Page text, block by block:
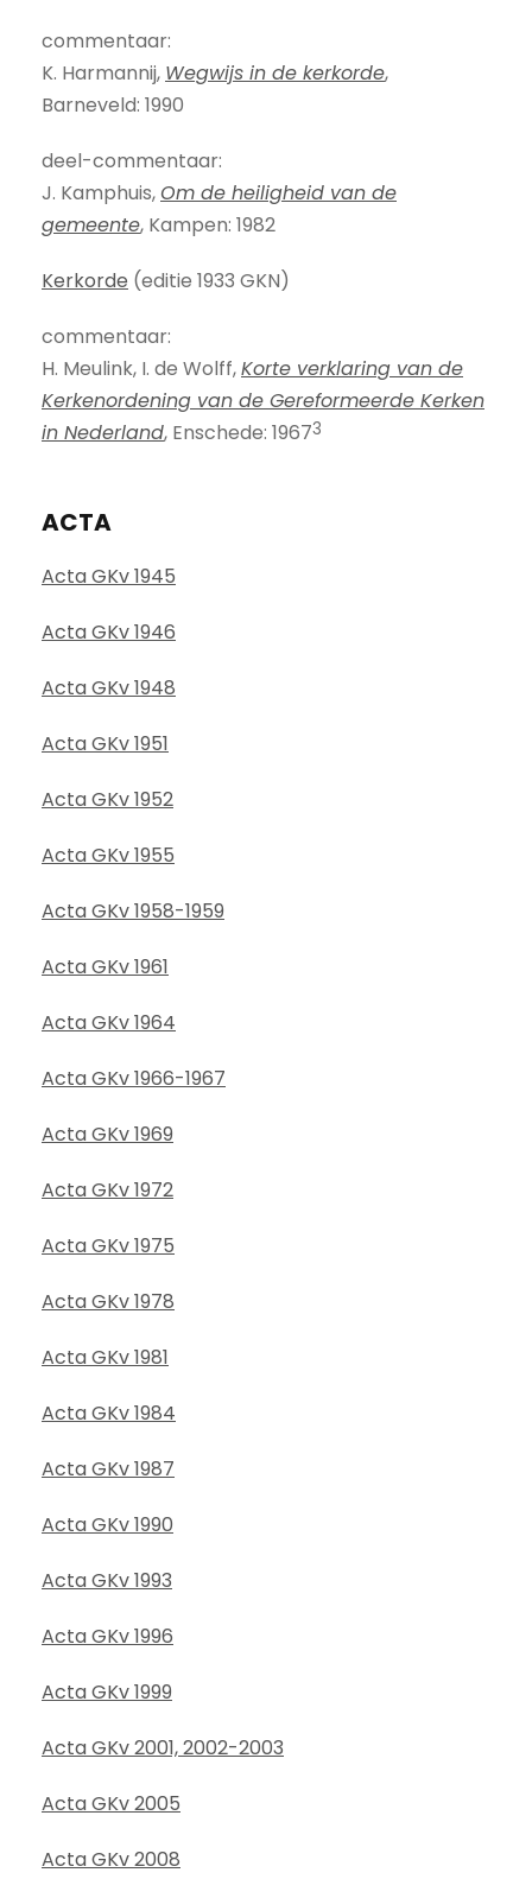
commentaar:
K. Harmannij, Wegwijs in de kerkorde,
Barneveld: 1990
deel-commentaar:
J. Kamphuis,Om de heiligheid van de
gemeente, Kampen: 1982
Kerkorde (editie 1933 GKN)
commentaar:
H. Meulink, I. de Wolff,Korte verklaring van de
Kerkenordening van de Gereformeerde Kerken
in Nederland, Enschede: 19673
ACTA
Acta GKv 1945
Acta GKv 1946
Acta GKv 1948
Acta GKv 1951
Acta GKv 1952
Acta GKv 1955
Acta GKv 1958-1959
Acta GKv 1961
Acta GKv 1964
Acta GKv 1966-1967
Acta GKv 1969
Acta GKv 1972
Acta GKv 1975
Acta GKv 1978
Acta GKv 1981
Acta GKv 1984
Acta GKv 1987
Acta GKv 1990
Acta GKv 1993
Acta GKv 1996
Acta GKv 1999
Acta GKv 2001, 2002-2003
Acta GKv 2005
Acta GKv 2008